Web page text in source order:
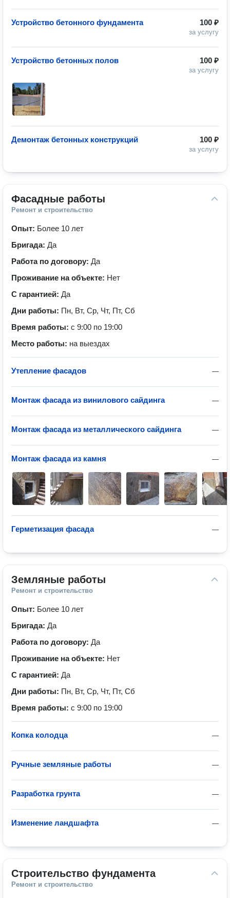
100 ₽
за услугу
Устройство бетонного фундамента
100 ₽
за услугу
Устройство бетонных полов
100 ₽
за услугу
Демонтаж бетонных конструкций
Фасадные работы
Ремонт и строительство
Опыт: Более 10 лет
Бригада: Да
Работа по договору: Да
Проживание на объекте: Нет
С гарантией: Да
Дни работы: Пн, Вт, Ср, Чт, Пт, Сб
Время работы: с 9:00 по 19:00
Место работы: на выездах
—
Утепление фасадов
—
Монтаж фасада из винилового сайдинга
—
Монтаж фасада из металлического сайдинга
—
Монтаж фасада из камня
—
Герметизация фасада
Земляные работы
Ремонт и строительство
Опыт: Более 10 лет
Бригада: Да
Работа по договору: Да
Проживание на объекте: Нет
С гарантией: Да
Дни работы: Пн, Вт, Ср, Чт, Пт, Сб
Время работы: с 9:00 по 19:00
—
Копка колодца
—
Ручные земляные работы
—
Разработка грунта
—
Изменение ландшафта
Строительство фундамента
Ремонт и строительство